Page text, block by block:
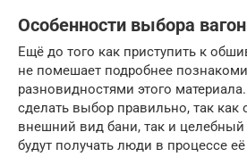
Особенности выбора
Ещё до того как приступить к
не помешает подробнее
разновидностями этого
сделать выбор правильно, так как
внешний вид бани, так и
будут получать люди в процессе